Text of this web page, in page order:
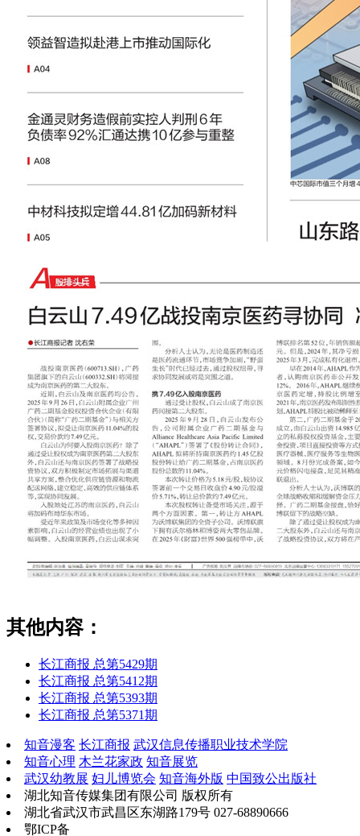
其他内容：
长江商报 总第5429期
长江商报 总第5412期
长江商报 总第5393期
长江商报 总第5371期
知音漫客 长江商报 武汉信息传播职业技术学院
知音心理 木兰花家政 知音展览
武汉幼教展 妇儿博览会 知音海外版 中国致公出版社
湖北知音传媒集团有限公司 版权所有
湖北省武汉市武昌区东湖路179号 027-68890666
鄂ICP备